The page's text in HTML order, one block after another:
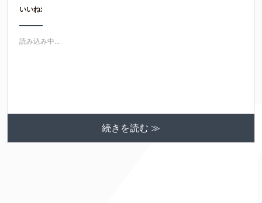
いいね:
読み込み中...
続きを読む ≫